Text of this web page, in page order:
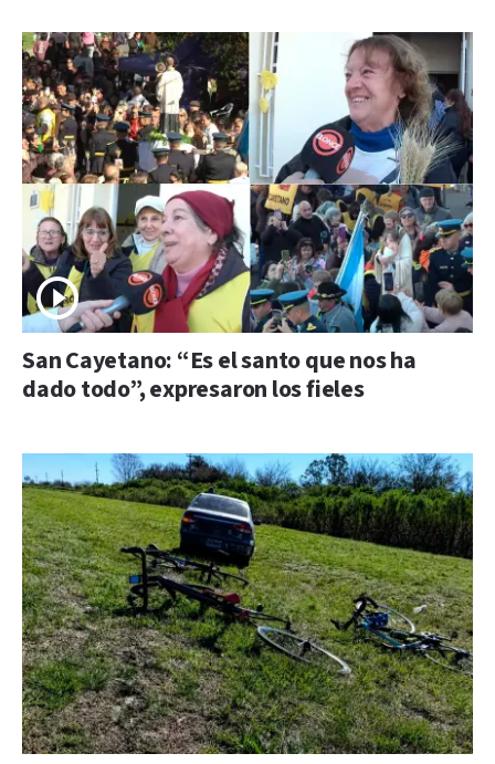
San Cayetano: “Es el santo que nos ha
dado todo”, expresaron los fieles